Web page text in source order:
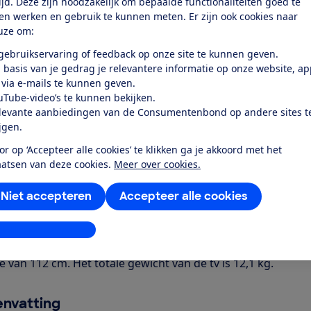
werken en gebruik te kunnen meten. Er zijn ook cookies naar
om:
of feedback op onze site te kunnen geven.
basis van je gedrag je relevantere informatie op onze website,
e-mails te kunnen geven.
video’s te kunnen bekijken.
aanbiedingen van de Consumentenbond op andere sites
op ‘Accepteer alle cookies’ te klikken ga je akkoord met het
van deze cookies. Meer over cookies.
Accepteer alle cookies
Niet accepteren
aanpassen
dit product
door de Consumentenbond
K-50S32 is een lcd-led-tv met een schermdiagonaal van
als een Triluminos Pro tv met een 4K schermresolutie
en ondersteunt daarbij onder meer Dolby
voor Netflix en Youtube. Je verbindt de tv met
met een opgegeven totaal vermogen van 20
ingangen (waaronder een HDMI-ARC/eARC ingang) en 2
geluidsuitgang op (Toslink) en kun je via Bluetooth een
meegeleverd. De tv wordt geleverd met
van 112 cm. Het totale gewicht van de tv is 12,1 kg.